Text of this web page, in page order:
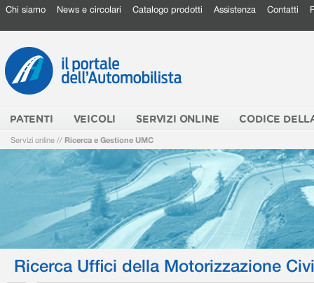
Chi siamo News e circolari Catalogo prodotti Assistenza Contatti
PATENTI VEICOLI SERVIZI ONLINE CODICE
Servizi online // Ricerca e Gestione UMC
Ricerca Uffici della Motorizzazione